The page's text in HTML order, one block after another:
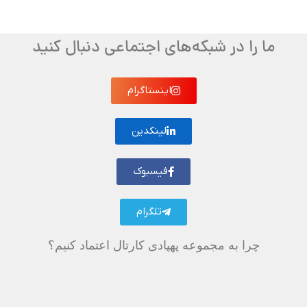
ما را در شبکه‌های اجتماعی دنبال کنید
اینستاگرام
لینکدین
فیسبوک
تلگرام
چرا به مجموعه پهپادی کارتال اعتماد کنیم؟